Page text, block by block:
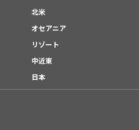
北米
オセアニア
リゾート
中近東
日本